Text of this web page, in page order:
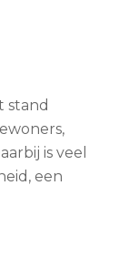
stand
is veel
een